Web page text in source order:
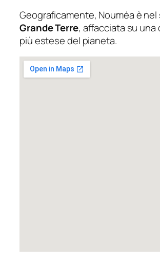
Geograficamente, Nouméa è nel
Grande Terre, affacciata su una
più estese del pianeta.